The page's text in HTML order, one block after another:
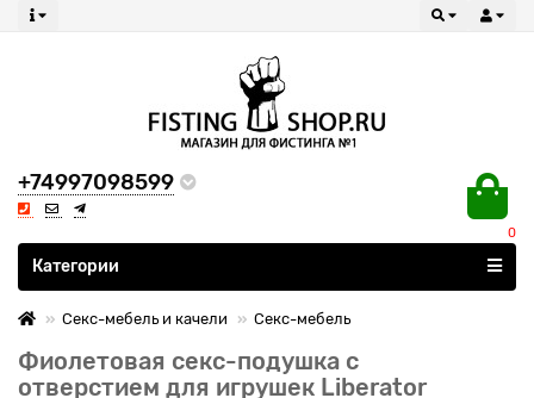
+74997098599
0
Все категории
Категории
Секс-мебель и качели Секс-мебель
Фиолетовая секс-подушка с
отверстием для игрушек Liberator